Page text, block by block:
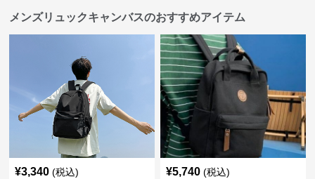
メンズリュックキャンバスのおすすめアイテム
¥3,340 (税込) ¥5,740 (税込)